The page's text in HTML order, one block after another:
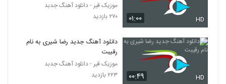
دانلود آهنگ جدید و زیبای سینا سرلک با نام
چشمای آبی
۱,۲۹۹ بازدید
109
دانلود آهنگ جدید و زیبای کاوه یغمایی با نام
جاده (رمیکس)
۸۶۶ بازدید
۰۱:۰۰ HD
موزیک قیر - دانلود آهنگ جدبد
۲۷۰ بازدید
۰۰:۴۹ HD
دانلود آهنگ جدید رضا شیری به نام
رقیبت
موزیک قیر - دانلود آهنگ جدبد
۲۲۳ بازدید